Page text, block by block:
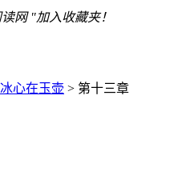
网 "加入收藏夹！
心在玉壶 > 第十三章